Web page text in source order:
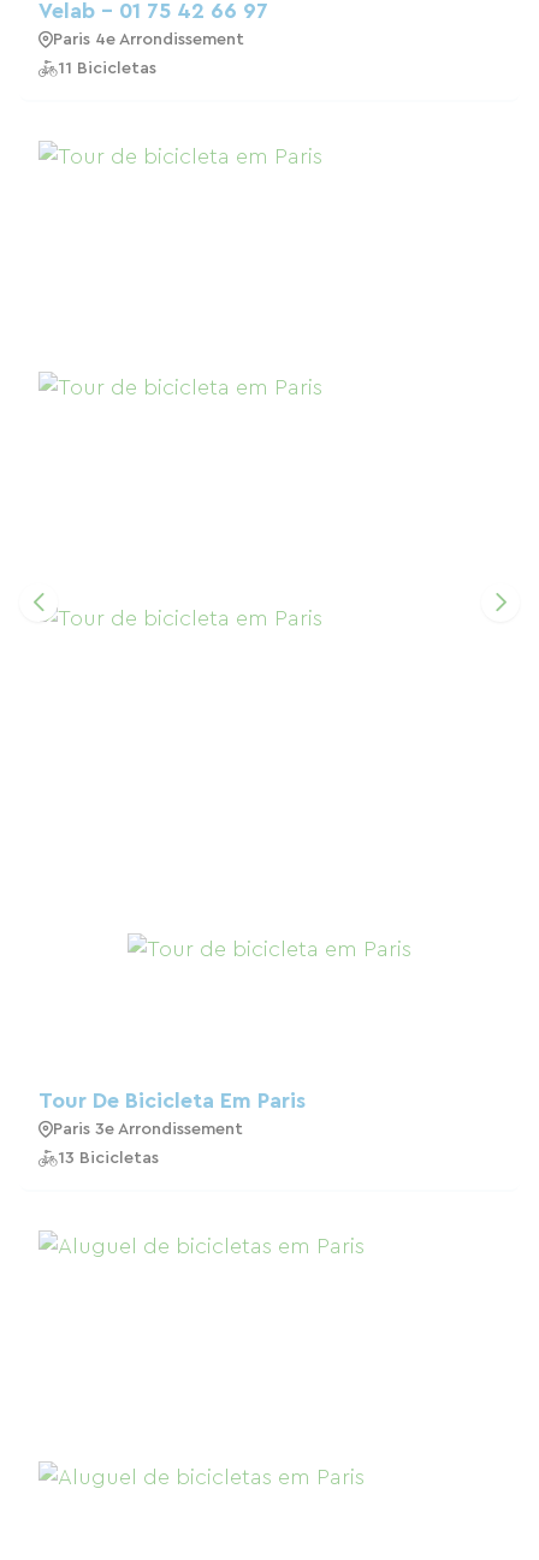
Velab - 01 75 42 66 97
Paris 4e Arrondissement
11 Bicicletas
Tour De Bicicleta Em Paris
Paris 3e Arrondissement
13 Bicicletas